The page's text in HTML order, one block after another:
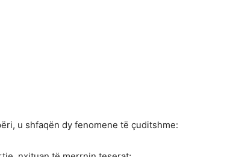
u shfaqën dy fenomene të çuditshme: